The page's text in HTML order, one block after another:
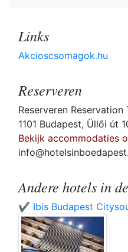
Links
Akcioscsomagok.hu
Reserveren
Reserveren
1101 Budapest, Üllői út
Bekijk accommodaties
Andere hotels in
✔️ Ibis Budapest